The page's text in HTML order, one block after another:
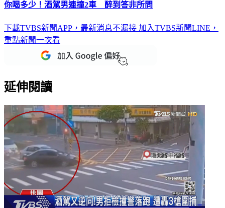
你喝多少！酒駕男連撞2車 醉到答非所問
下載TVBS新聞APP，最新消息不漏接 加入TVBS新聞LINE，
重點新聞一次看
延伸閱讀